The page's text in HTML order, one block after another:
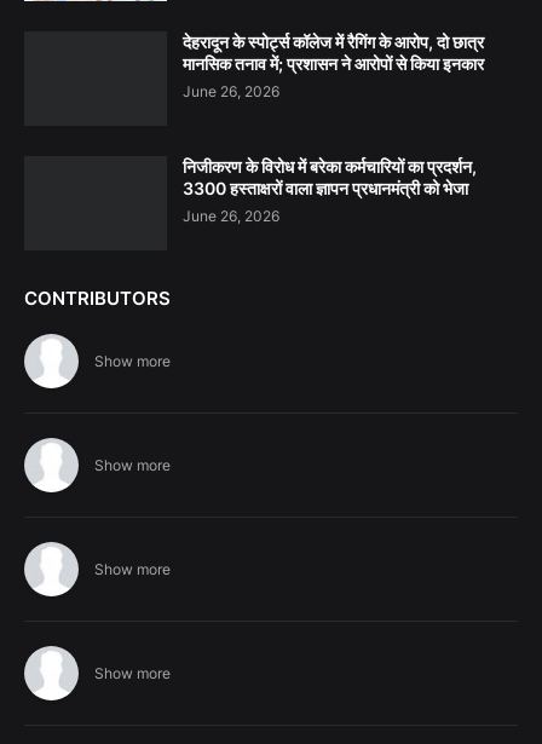
देहरादून के स्पोर्ट्स कॉलेज में रैगिंग के आरोप, दो छात्र
मानसिक तनाव में; प्रशासन ने आरोपों से किया इनकार
June 26, 2026
निजीकरण के विरोध में बरेका कर्मचारियों का प्रदर्शन,
3300 हस्ताक्षरों वाला ज्ञापन प्रधानमंत्री को भेजा
June 26, 2026
CONTRIBUTORS
Show more
Show more
Show more
Show more